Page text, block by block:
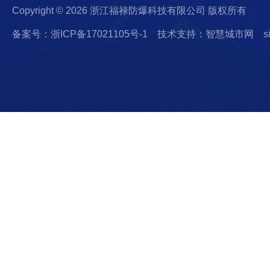
Copyright © 2026 浙江福禄防爆科技有限公司 版权所有
备案号：浙ICP备17021105号-1 技术支持：智慧城市网